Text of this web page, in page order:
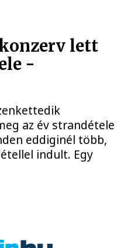
lett
-
az év strandétele
eddiginél több,
indult. Egy